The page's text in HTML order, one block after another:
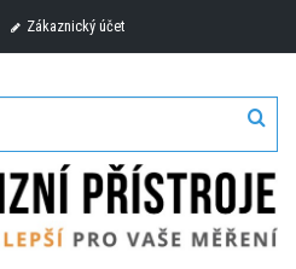
Zákaznický účet